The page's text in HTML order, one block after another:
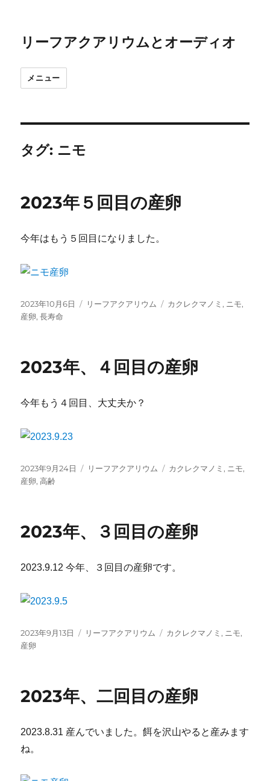
リーフアクアリウムとオーディオ
メニュー
タグ: ニモ
2023年５回目の産卵
今年はもう５回目になりました。
投
稿
2023年10月6日
カ
リーフアクアリウム
タ
カクレクマノミ , ニモ,
産卵,長寿命
2023年、４回目の産卵
今年もう４回目、大丈夫か？
投
稿
2023年9月24日
カ
リーフアクアリウム
タ
カクレクマノミ , ニモ,
産卵,高齢
2023年、３回目の産卵
2023.9.12 今年、３回目の産卵です。
投
稿
2023年9月13日
カ
リーフアクアリウム
タ
カクレクマノミ , ニモ,
産卵
2023年、二回目の産卵
2023.8.31 産んでいました。餌を沢山やると産みます
ね。